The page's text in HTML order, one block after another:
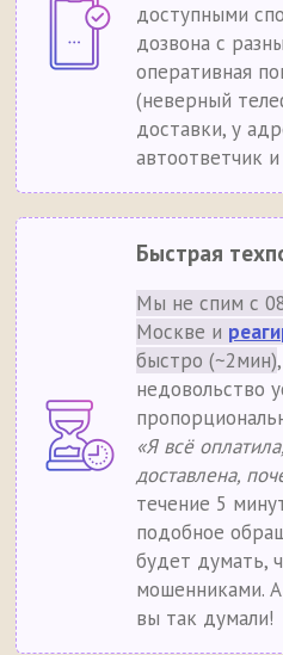
доступными
дозвона с
оперативная
(неверный
доставки, у
автоответчик
Быстрая
Мы не спим с
Москве и
быстро (~2мин)
недовольство
«Я всё
доставлена,
течение 5
подобное
будет думать,
мошенниками.
вы так думали!